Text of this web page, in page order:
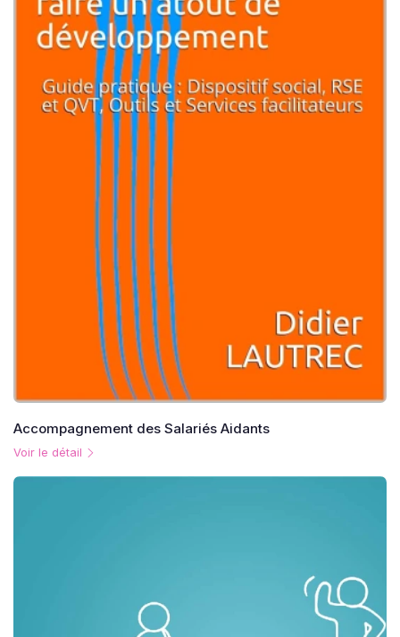
Accompagnement des Salariés Aidants
Voir le détail